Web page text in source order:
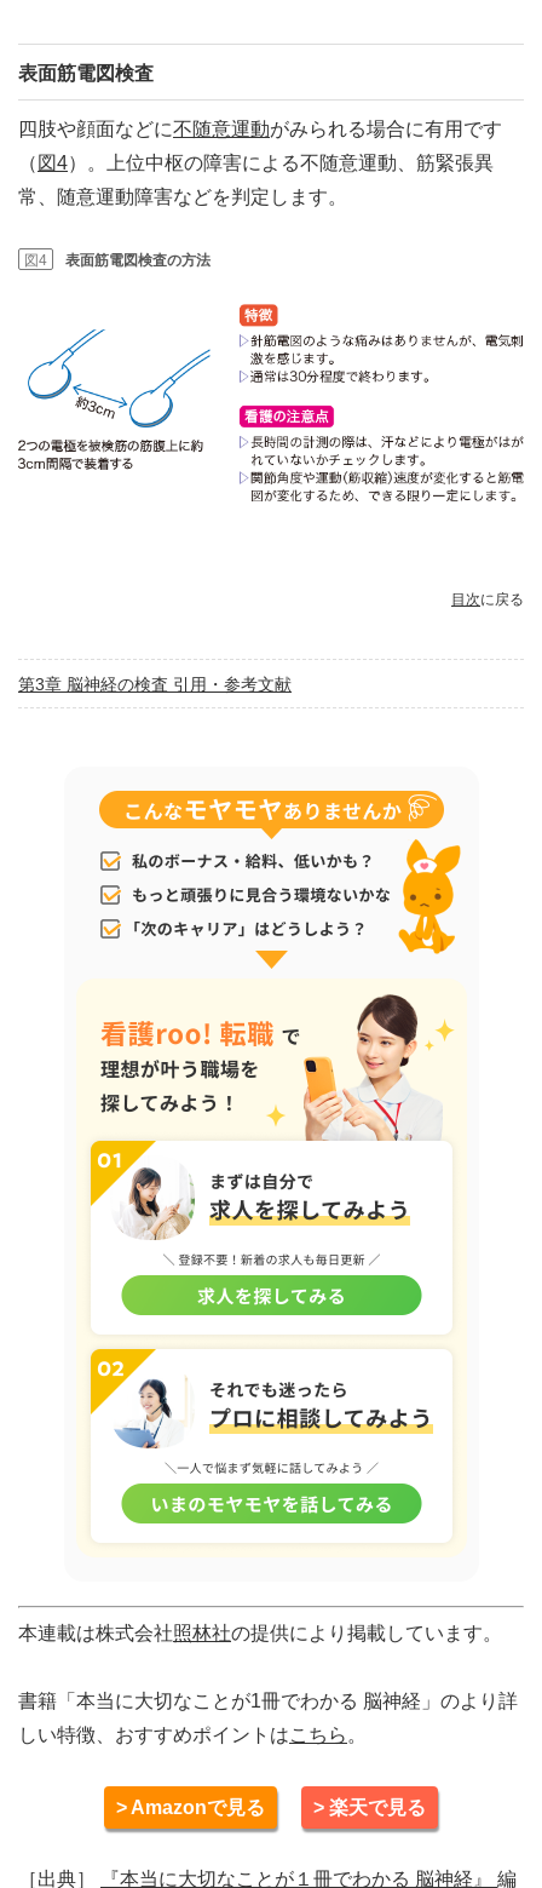
表面筋電図検査
四肢や顔面などに不随意運動がみられる場合に有用です
（ 図4）。上位中枢の障害による不随意運動、筋緊張異
常、随意運動障害などを判定します。
図4 表面筋電図検査の方法
目次に戻る
第3章 脳神経の検査 引用・参考文献
本連載は株式会社照林社の提供により掲載しています。
書籍「本当に大切なことが1冊でわかる 脳神経」のより詳
しい特徴、おすすめポイントはこちら 。
> Amazonで見る > 楽天で見る
［出典］ 『本当に大切なことが１冊でわかる 脳神経』 編